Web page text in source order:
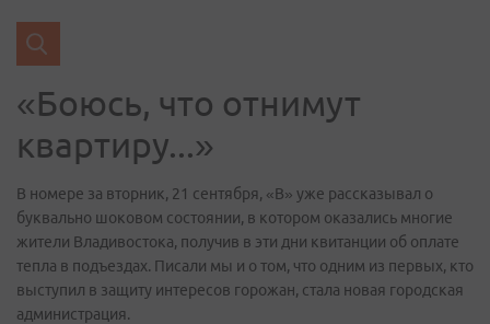
«Боюсь, что отнимут
квартиру...»
В номере за вторник, 21 сентября, «В» уже рассказывал о
буквально шоковом состоянии, в котором оказались многие
жители Владивостока, получив в эти дни квитанции об оплате
тепла в подъездах. Писали мы и о том, что одним из первых, кто
выступил в защиту интересов горожан, стала новая городская
администрация.